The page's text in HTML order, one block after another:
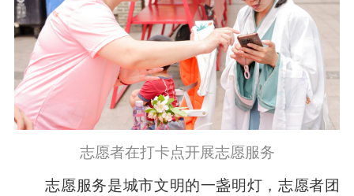
志愿者在打卡点开展志愿服务
志愿服务是城市文明的一盏明灯，志愿者团